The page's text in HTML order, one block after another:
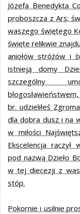
Józefa Benedykta
proboszcza z Ars;
waszego świętego
święte relikwie
aniołów stróżów i
istnieją domy
szczególny
br. udzieliłeś
dla dobra dusz i na
w miłości
Ekscelencja
pod nazwą Dzieło
w tej diecezji z
stóp.
Pokornie i usilnie